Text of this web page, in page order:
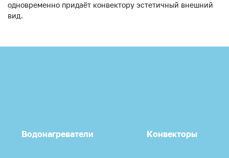
одновременно придаёт конвектору эстетичный внешний
вид.
Водонагреватели Конвекторы